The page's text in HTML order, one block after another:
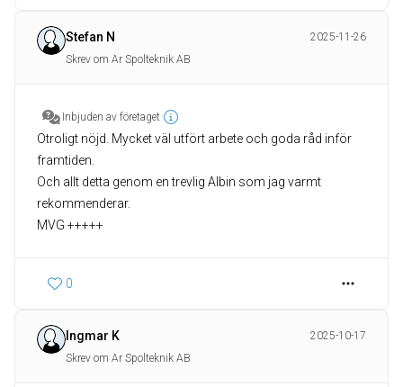
Stefan N
2025-11-26
Skrev om Ar Spolteknik AB
Inbjuden av företaget
Otroligt nöjd. Mycket väl utfört arbete och goda råd inför
framtiden.
Och allt detta genom en trevlig Albin som jag varmt
rekommenderar.
MVG +++++
0
Ingmar K
2025-10-17
Skrev om Ar Spolteknik AB